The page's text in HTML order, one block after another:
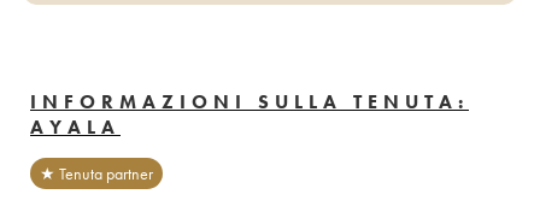
INFORMAZIONI SULLA TENUTA:
AYALA
★ Tenuta partner